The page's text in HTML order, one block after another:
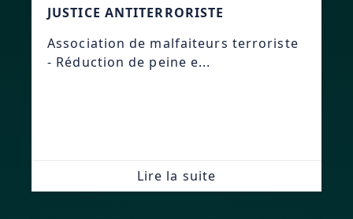
JUSTICE ANTITERRORISTE
Association de malfaiteurs terroriste
- Réduction de peine e...
Lire la suite